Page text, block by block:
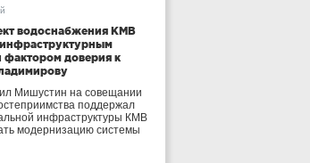
водоснабжения КМВ
инфраструктурным
доверия к
Мишустин на совещании
поддержал
инфраструктуры КМВ
модернизацию системы